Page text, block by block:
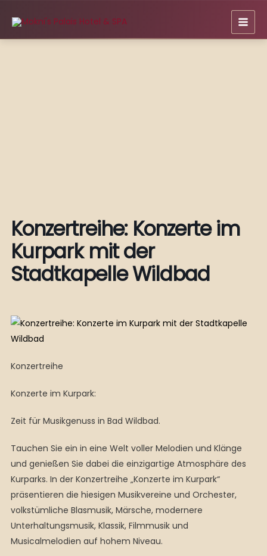
Inhalt
springen
Konzertreihe: Konzerte im
Kurpark mit der
Stadtkapelle Wildbad
Konzertreihe
Konzerte im Kurpark:
Zeit für Musikgenuss in Bad Wildbad.
Tauchen Sie ein in eine Welt voller Melodien und Klänge
und genießen Sie dabei die einzigartige Atmosphäre des
Kurparks. In der Konzertreihe „Konzerte im Kurpark“
präsentieren die hiesigen Musikvereine und Orchester,
volkstümliche Blasmusik, Märsche, modernere
Unterhaltungsmusik, Klassik, Filmmusik und
Musicalmelodien auf hohem Niveau.